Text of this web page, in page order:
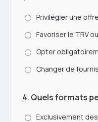
Privilégier une
Favoriser le TRV
Opter
Changer de
4. Quels formats
Exclusivement